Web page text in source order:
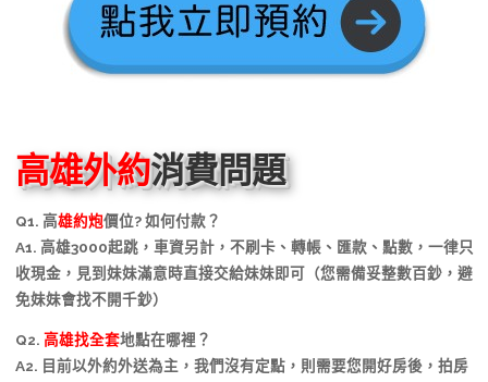
高雄外約消費問題
Q1. 高雄約炮價位? 如何付款？
A1. 高雄3000起跳，車資另計，不刷卡、轉帳、匯款、點數，一律只
收現金，見到妹妹滿意時直接交給妹妹即可（您需備妥整數百鈔，避
免妹妹會找不開千鈔）
Q2. 高雄找全套地點在哪裡？
A2. 目前以外約外送為主，我們沒有定點，則需要您開好房後，拍房